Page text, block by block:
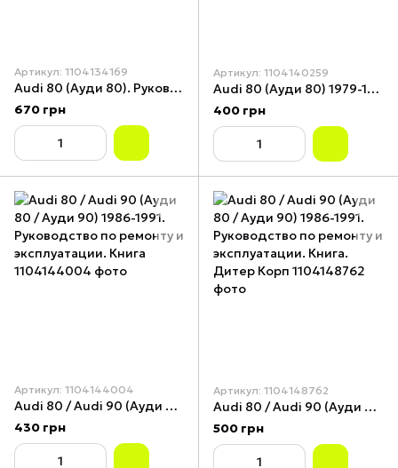
Артикул: 1104134169
Audi 80 (Ауди 80). Руководство по ремонту и эксплуатации. Книга. Арус
670 грн
Артикул: 1104140259
Audi 80 (Ауди 80) 1979-1986. Руководство по ремонту и эксплуатации. Книга
400 грн
Артикул: 1104144004
Audi 80 / Audi 90 (Ауди 80 / Ауди 90) 1986-1991. Руководство по ремонту и эксплуатации. Книга
430 грн
Артикул: 1104148762
Audi 80 / Audi 90 (Ауди 80 / Ауди 90) 1986-1991. Руководство по ремонту и эксплуатации. Книга. Дитер Корп
500 грн